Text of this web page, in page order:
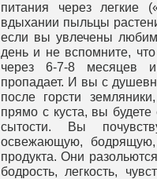
питания через легкие
вдыхании пыльцы
если вы увлечены
день и не вспомните,
через 6-7-8 месяцев и
пропадает. И вы с
после горсти
прямо с куста, вы
сытости. Вы
освежающую,
продукта. Они
бодрость, легкость,